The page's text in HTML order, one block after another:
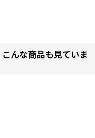
んな商品も見ていま